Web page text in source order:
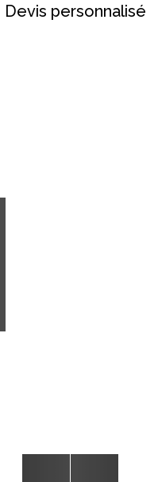
Devis personnalisé